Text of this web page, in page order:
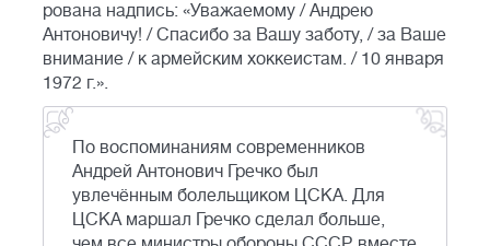
рована надпись: «Уважаемому / Андрею
Антоновичу! / Спасибо за Вашу заботу, / за Ваше
внимание / к армейским хоккеистам. / 10 января
1972 г.».
По воспоминаниям современников
Андрей Антонович Гречко был
увлечённым болельщиком ЦСКА. Для
ЦСКА маршал Гречко сделал больше,